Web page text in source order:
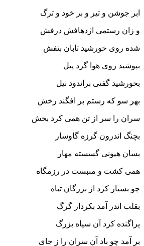
ابر جوشن و تیر و بر خود و ترگ‏
و زان رستمى اژدهافش درفش
شده روى خورشید تابان بنفش‏
بپوشید روى هوا گرد پیل
بخورشید گفتى براندود نیل‏
بهر سو که رستم بر افگند رخش
سران را سر از تن همى کرد بخش‏
بچنگ اندرون گرزه گاوسار
بسان هیونى گسسته مهار
همى کشت و مى‏بست در رزمگاه
چو بسیار کرد از بزرگان تباه‏
بقلب اندر آمد بکردار گرگ
پراگنده کرد آن سپاه بزرگ‏
بر آمد چو باد آن سران را ز جاى